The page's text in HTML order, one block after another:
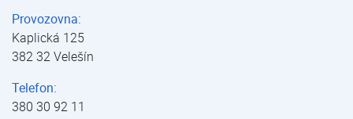
Provozovna:
Kaplická 125
382 32 Velešín
Telefon:
380 30 92 11